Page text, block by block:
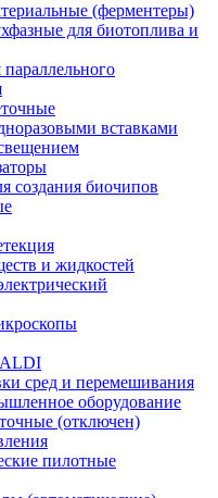
(ферментеры)
для биотоплива и
вставками
создания биочипов
и жидкостей
сред и перемешивания
оборудование
(отключен)
пилотные